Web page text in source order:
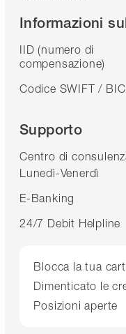
Informazioni
IID (numero di
compensazione)
Codice SWIFT / BIC
Supporto
Centro di
Lunedì-Venerdì
E-Banking
24/7 Debit Helpline
Blocca la tua
Dimenticato le
Posizioni aperte